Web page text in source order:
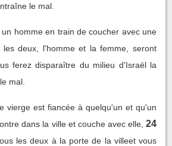
le mal.
homme en train de coucher avec une
les deux, l'homme et la femme, seront
ferez disparaître du milieu d'Israël la
mal.
vierge est fiancée à quelqu'un et qu'un
dans la ville et couche avec elle, 24
les deux à la porte de la villeet vous